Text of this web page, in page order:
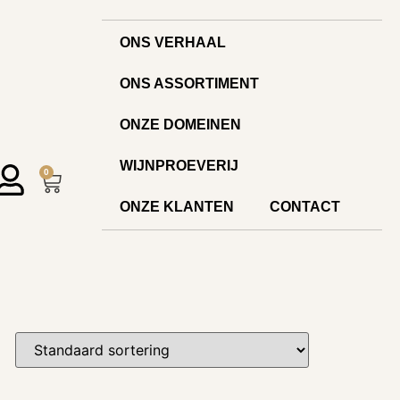
0
ONS VERHAAL
ONS ASSORTIMENT
ONZE DOMEINEN
WIJNPROEVERIJ
ONZE KLANTEN CONTACT